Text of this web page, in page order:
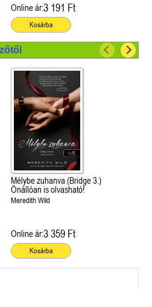
Online ár:3 191 Ft
Kosárba
Mélybe zuhanva (Bridge 3.)
Önállóan is olvasható!
Meredith Wild
Online ár:3 359 Ft
Kosárba